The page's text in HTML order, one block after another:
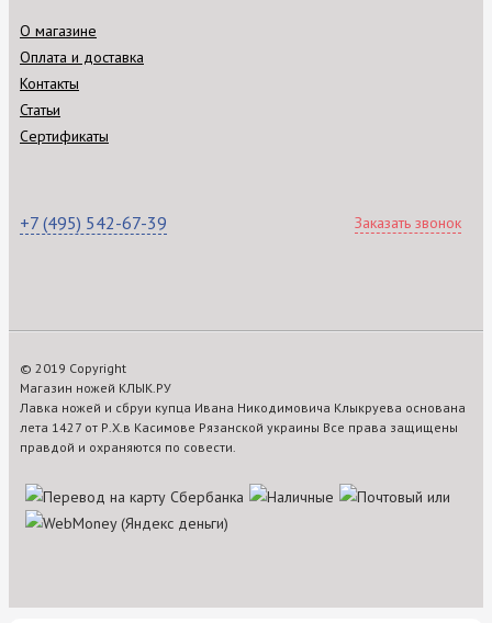
О магазине
Оплата и доставка
Контакты
Статьи
Сертификаты
+7 (495) 542-67-39 Заказать звонок
© 2019 Copyright
Магазин ножей КЛЫК.РУ
Лавка ножей и сбруи купца Ивана Никодимовича Клыкруева основана
лета 1427 от Р.Х.в Касимове Рязанской украины Все права защищены
правдой и охраняются по совести.